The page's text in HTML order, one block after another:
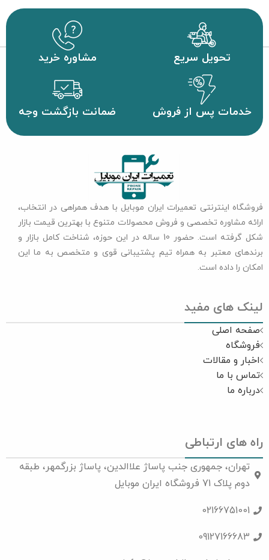
تحویل سریع مشاوره خرید
خدمات پس از فروش ضمانت بازگشت وجه
فروشگاه اینترنتی تعمیرات ایران موبایل با هدف همراهی در انتخاب،
ارائه مشاوره تخصصی و فروش محصولات متنوع با بهترین قیمت بازار
شکل گرفته است. حضور 10 ساله در این حوزه، شناخت کامل بازار و
برندهای معتبر به همراه تیم پشتیبانی قوی و متخصص به ما این
امکان را داده است.
لینک های مفید
صفحه اصلی
فروشگاه
اخبار و مقالات
تماس با ما
درباره ما
راه های ارتباطی
تهران، جمهوری جنب پاساژ علاالدین، پاساژ بزرگمهر، طبقه
دوم پلاک 71 فروشگاه ایران موبایل
02166751001
09127166683